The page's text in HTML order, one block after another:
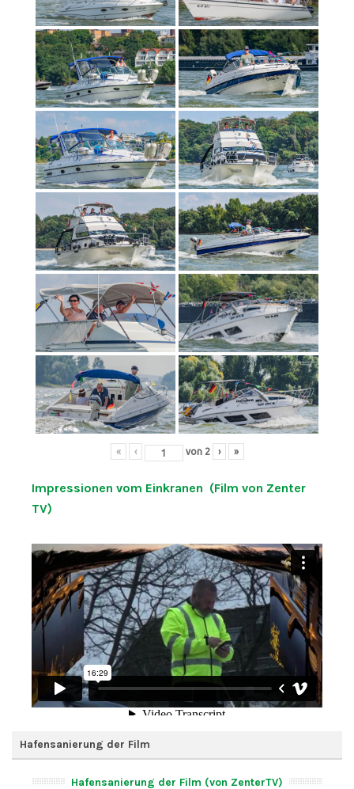
« ‹ von 2 › »
Impressionen vom Einkranen (Film von Zenter
TV)
Hafensanierung der Film
Hafensanierung der Film (von ZenterTV)